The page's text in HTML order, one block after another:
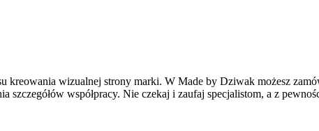
kreowania wizualnej strony marki. W Made by Dziwak możesz
szczegółów współpracy. Nie czekaj i zaufaj specjalistom, a z